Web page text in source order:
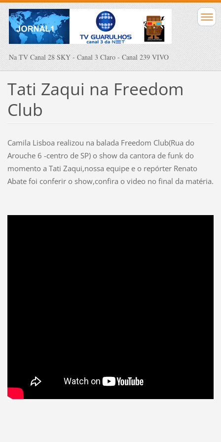
Na TV Canal 28 SKY - Canal 3 Claro - Canal 239 VIVO
Tati Zaqui na Freedom
Club
Camila Lisboa realizou na balada Freedom Club(Rua do
Arouche 6 -centro de SP) o show da cantora de funk do
momento a Tati Zaqui,nossa equipe e o repórter Renato
Abate foi conferir o show,confira o video no final da matéria.